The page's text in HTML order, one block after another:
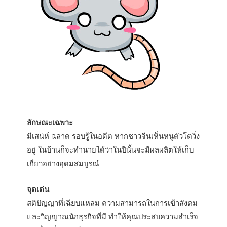
ลักษณะเฉพาะ
มีเสน่ห์ ฉลาด รอบรู้ในอดีต หากชาวจีนเห็นหนูตัวโตวิ่ง
อยู่ ในบ้านก็จะทำนายได้ว่าในปีนั้นจะมีผลผลิตให้เก็บ
เกี่ยวอย่างอุดมสมบูรณ์
จุดเด่น
สติปัญญาที่เฉียบแหลม ความสามารถในการเข้าสังคม
และวิญญาณนักธุรกิจที่มี ทำให้คุณประสบความสำเร็จ